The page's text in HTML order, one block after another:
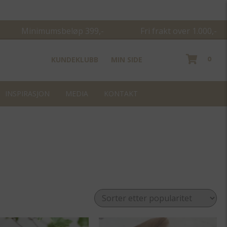
Minimumsbeløp 399,- Fri frakt over 1.000,-
KUNDEKLUBB MIN SIDE 0
INSPIRASJON MEDIA KONTAKT